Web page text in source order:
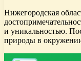
Нижегородская
и уникальностью.
природы в